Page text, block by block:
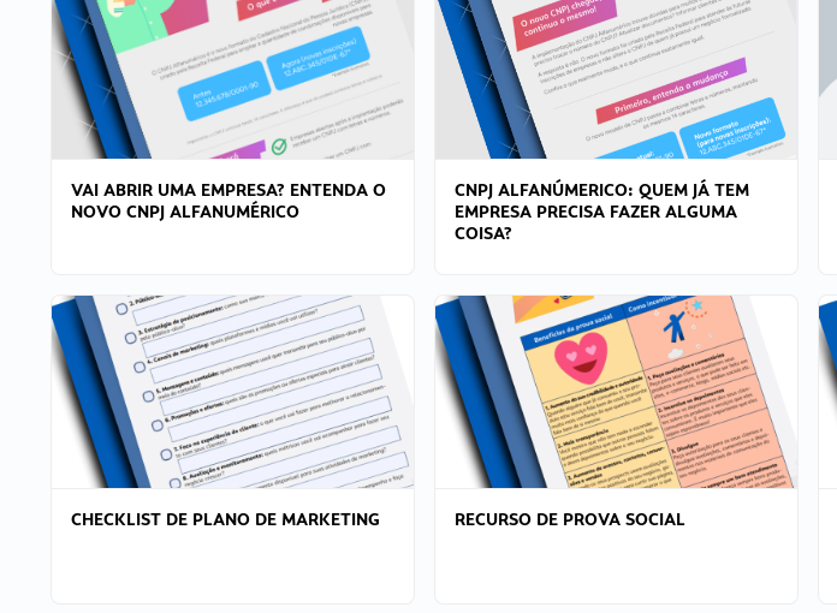
VAI ABRIR UMA EMPRESA? ENTENDA O
NOVO CNPJ ALFANUMÉRICO
CNPJ ALFANÚMERICO: QUEM JÁ TEM
EMPRESA PRECISA FAZER ALGUMA
COISA?
CHECKLIST DE PLANO DE MARKETING RECURSO DE PROVA SOCIAL